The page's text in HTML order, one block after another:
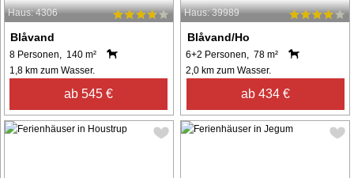
Haus: 4306
Blåvand
8 Personen, 140 m²
1,8 km zum Wasser.
ab 545 €
Haus: 39989
Blåvand/Ho
6+2 Personen, 78 m²
2,0 km zum Wasser.
ab 434 €